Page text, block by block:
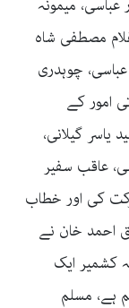
عباسی، میمونہ
مصطفی شاہ
چوہدری
امور کے
یاسر گیلانی،
عاقب سفیر
کی اور خطاب
احمد خان نے
کشمیر ایک
ہے، مسلم